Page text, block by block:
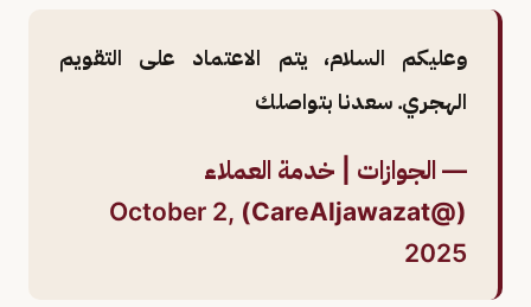
وعليكم السلام، يتم الاعتماد على التقويم
الهجري. سعدنا بتواصلك
— الجوازات | خدمة العملاء
(@CareAljawazat)
October 2,
2025